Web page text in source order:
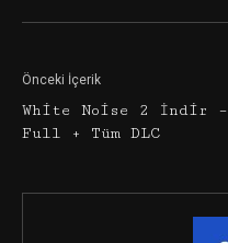
Önceki İçerik
White Noise 2 İndir –
Full + Tüm DLC